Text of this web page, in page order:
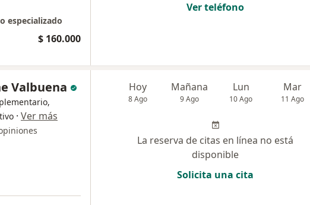
especializado
$ 160.000
Ver teléfono
Valbuena
· Ver más
Hoy
8 Ago
Mañana
9 Ago
Lun
10 Ago
Mar
11 Ago
La reserva de citas en línea no está
disponible
Solicita una cita